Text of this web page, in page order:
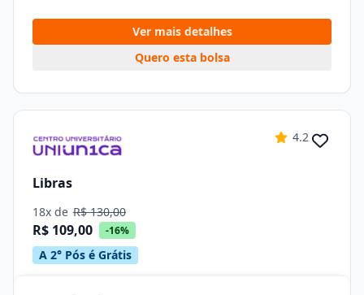
Ver mais detalhes
Quero esta bolsa
4.2
Libras
18x de R$ 130,00
R$ 109,00 -16%
A 2° Pós é Grátis